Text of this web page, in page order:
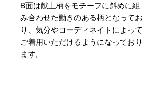
B面は献上柄をモチーフに斜めに組
み合わせた動きのある柄となってお
り、気分やコーディネイトによって
ご着用いただけるようになっており
ます。